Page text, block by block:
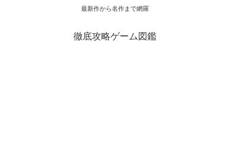
最新作から名作まで網羅
徹底攻略ゲーム図鑑